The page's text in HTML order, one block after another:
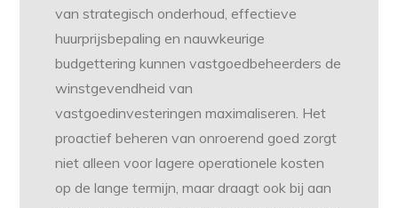
van strategisch onderhoud, effectieve
huurprijsbepaling en nauwkeurige
budgettering kunnen vastgoedbeheerders de
winstgevendheid van
vastgoedinvesteringen maximaliseren. Het
proactief beheren van onroerend goed zorgt
niet alleen voor lagere operationele kosten
op de lange termijn, maar draagt ook bij aan